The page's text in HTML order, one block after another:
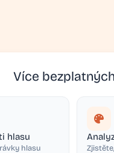
Více
hlasu
hlasu